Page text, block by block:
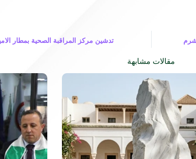
تدشين مركز المراقبة الصحية بمطار
مقالات مشابهة